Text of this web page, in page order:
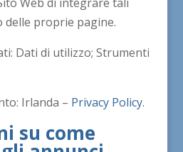
delle proprie pagine.
Dati di utilizzo; Strumenti
Irlanda – Privacy Policy.
su come